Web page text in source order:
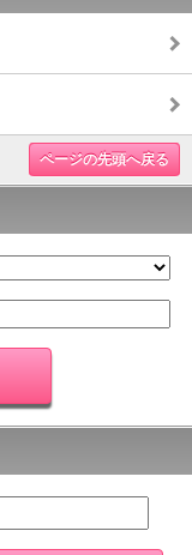
ページの先頭へ戻る